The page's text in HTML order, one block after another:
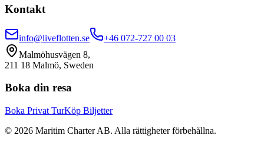
Kontakt
info@liveflotten.se
+46 072-727 00 03
Malmöhusvägen 8,
211 18 Malmö, Sweden
Boka din resa
Boka Privat TurKöp Biljetter
© 2026 Maritim Charter AB. Alla rättigheter förbehållna.